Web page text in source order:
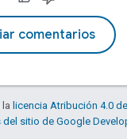
comentarios
licencia Atribución 4.0
sitio de Google